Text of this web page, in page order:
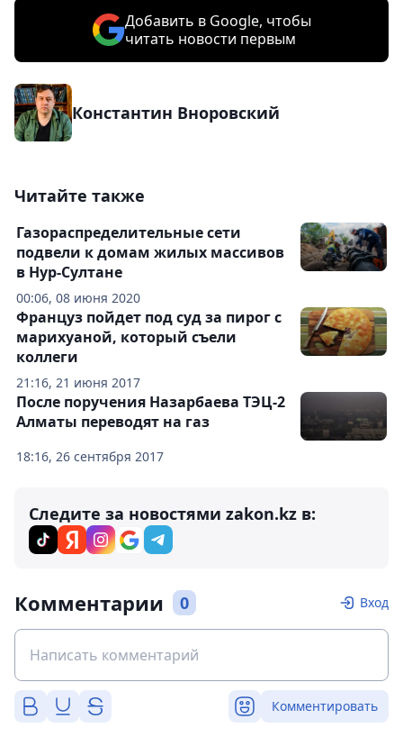
Добавить в Google, чтобы
читать новости первым
Константин Вноровский
Читайте также
00:06, 08 июня 2020
Газораспределительные сети
подвели к домам жилых массивов
в Нур-Султане
21:16, 21 июня 2017
Француз пойдет под суд за пирог с
марихуаной, который съели
коллеги
18:16, 26 сентября 2017
После поручения Назарбаева ТЭЦ-2
Алматы переводят на газ
Следите за новостями zakon.kz в:
Комментарии 0 Вход
Комментировать